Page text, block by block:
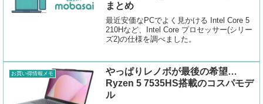
まとめ
最近安価なPCでよく見かける Intel Core 5
210Hなど、Intel Core プロセッサー(シリー
ズ2)の仕様を調べました。
お買い得情報メモ
やっぱりレノボが最後の希望…
Ryzen 5 7535HS搭載のコスパモデ
ル